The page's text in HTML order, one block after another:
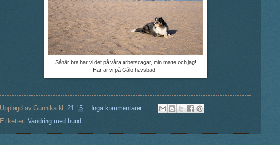
Såhär bra har vi det på våra arbetsdagar, min matte och jag!
Här är vi på Gålö havsbad!
Upplagd av Gunnika kl. 21:15
Inga kommentarer:
Etiketter: Vandring med hund